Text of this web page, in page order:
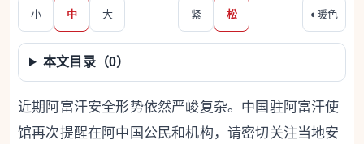
小 中 大 紧 松 ◐ 暖色
本文目录（0）
近期阿富汗安全形势依然严峻复杂。中国驻阿富汗使
馆再次提醒在阿中国公民和机构，请密切关注当地安